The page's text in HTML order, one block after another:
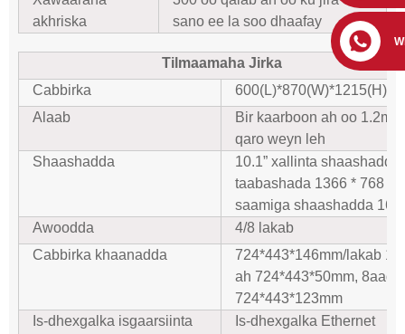
akhriska
sano ee la soo dhaafay
Tilmaamaha Jirka
Cabbirka
Alaab
Bir kaarboon ah oo 1.2mm
qaro weyn leh
Shaashadda
10.1” xallinta shaashadda
taabashada 1366 * 768
saamiga shaashadda 16:9
Awoodda
4/8 lakab
Cabbirka khaanadda
724*443*146mm/lakab 1-7
ah 724*443*50mm, 8aad
724*443*123mm
Is-dhexgalka isgaarsiinta
Is-dhexgalka Ethernet